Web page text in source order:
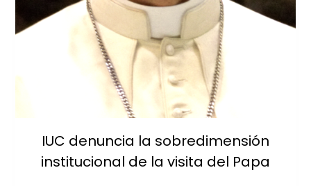
IUC denuncia la sobredimensión
institucional de la visita del Papa